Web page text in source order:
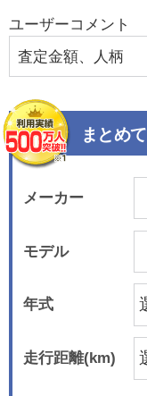
ユーザーコメント
査定金額、人柄
まとめ
メーカー
モデル
年式
走行距離(km)